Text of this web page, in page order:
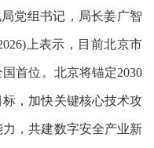
党组书记，局长姜广智
上表示，目前北京市
首位。北京将锚定2030
，加快关键核心技术攻
，共建数字安全产业新